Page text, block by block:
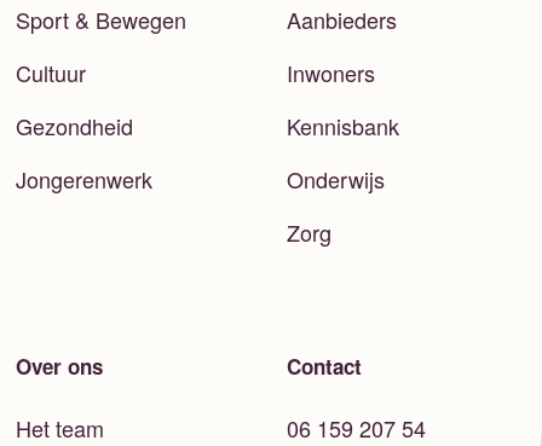
Sport & Bewegen
Cultuur
Gezondheid
Jongerenwerk
Aanbieders
Inwoners
Kennisbank
Onderwijs
Zorg
Over ons
Het team
Contact
06 159 207 54